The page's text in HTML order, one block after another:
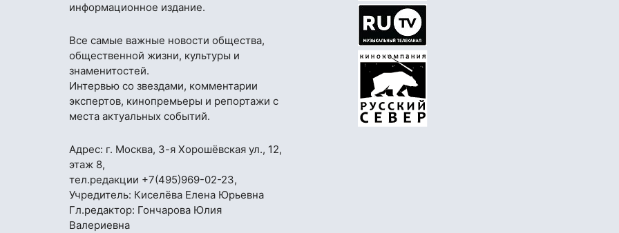
информационное издание.
Все самые важные новости общества,
общественной жизни, культуры и
знаменитостей.
Интервью со звездами, комментарии
экспертов, кинопремьеры и репортажи с
места актуальных событий.
Адрес: г. Москва, 3-я Хорошёвская ул., 12,
этаж 8,
тел.редакции +7(495)969-02-23,
Учредитель: Киселёва Елена Юрьевна
Гл.редактор: Гончарова Юлия
Валериевна